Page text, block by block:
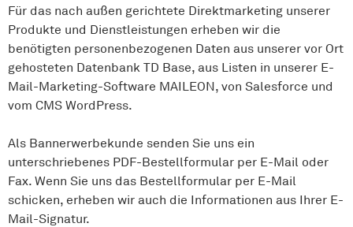
Für das nach außen gerichtete Direktmarketing unserer
Produkte und Dienstleistungen erheben wir die
benötigten personenbezogenen Daten aus unserer vor Ort
gehosteten Datenbank TD Base, aus Listen in unserer E-
Mail-Marketing-Software MAILEON, von Salesforce und
vom CMS WordPress.
Als Bannerwerbekunde senden Sie uns ein
unterschriebenes PDF-Bestellformular per E-Mail oder
Fax. Wenn Sie uns das Bestellformular per E-Mail
schicken, erheben wir auch die Informationen aus Ihrer E-
Mail-Signatur.